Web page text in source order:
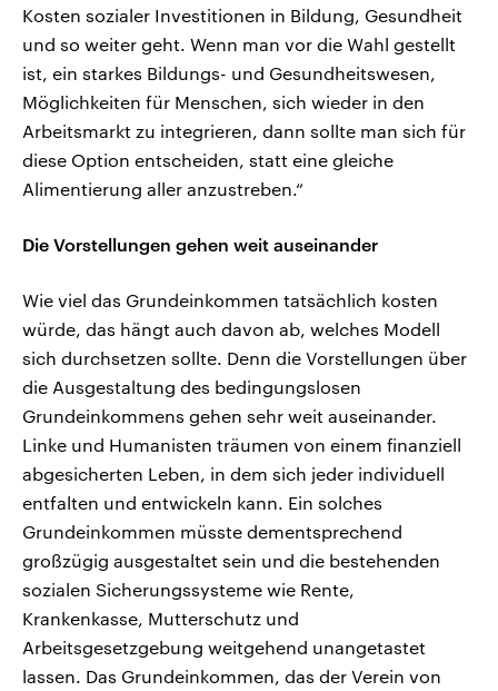
Kosten sozialer Investitionen in Bildung, Gesundheit
und so weiter geht. Wenn man vor die Wahl gestellt
ist, ein starkes Bildungs- und Gesundheitswesen,
Möglichkeiten für Menschen, sich wieder in den
Arbeitsmarkt zu integrieren, dann sollte man sich für
diese Option entscheiden, statt eine gleiche
Alimentierung aller anzustreben.“
Die Vorstellungen gehen weit auseinander
Wie viel das Grundeinkommen tatsächlich kosten
würde, das hängt auch davon ab, welches Modell
sich durchsetzen sollte. Denn die Vorstellungen über
die Ausgestaltung des bedingungslosen
Grundeinkommens gehen sehr weit auseinander.
Linke und Humanisten träumen von einem finanziell
abgesicherten Leben, in dem sich jeder individuell
entfalten und entwickeln kann. Ein solches
Grundeinkommen müsste dementsprechend
großzügig ausgestaltet sein und die bestehenden
sozialen Sicherungssysteme wie Rente,
Krankenkasse, Mutterschutz und
Arbeitsgesetzgebung weitgehend unangetastet
lassen. Das Grundeinkommen, das der Verein von